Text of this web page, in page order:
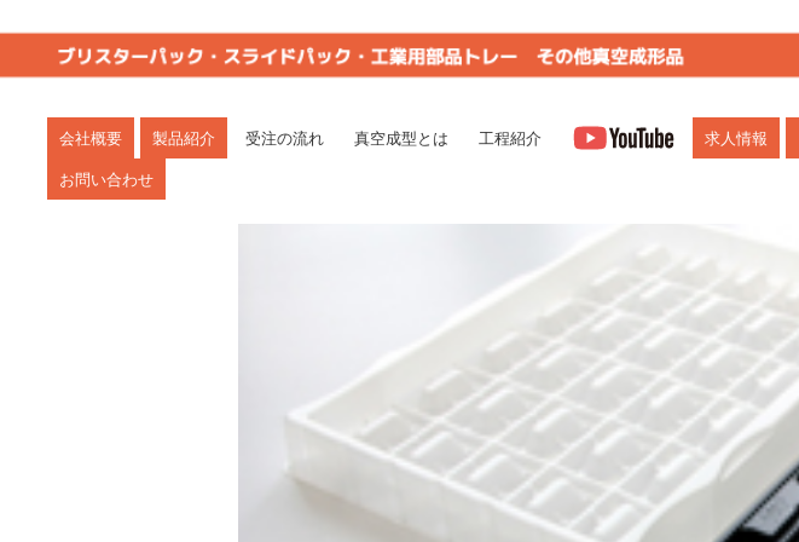
愛知・岐阜・三重・静岡。
会社概要 製品紹介 受注の流れ 真空成型とは 工程紹介 求人情報
お問い合わせ